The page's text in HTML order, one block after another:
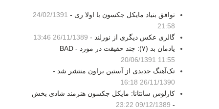
توافق بنیاد مایکل جکسون با اولا ری - 24/02/1391
21:58
گالری عکس دیگری از نورلند - 26/11/1389 13:46
یادمان بد (۷): چند حقیقت در مورد BAD -
20/06/1391 11:55
تک‌آهنگ جدیدی از آستین براون منتشر شد -
26/11/1390 16:18
کارلوس سانتانا: مایکل جکسون هنرمند شادی بخش
-
09/12/1389 23:22